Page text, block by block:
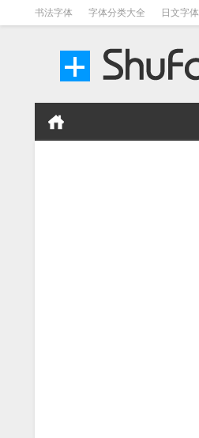
书法字体 字体分类大全 日文字体